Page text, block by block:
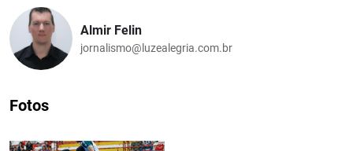
Almir Felin
jornalismo@luzealegria.com.br
Fotos